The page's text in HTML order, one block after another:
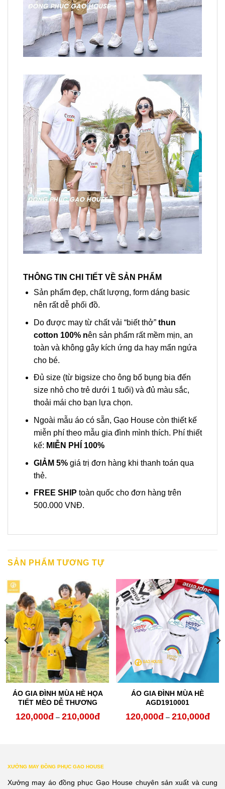
THÔNG TIN CHI TIẾT VỀ SẢN PHẨM
Sản phẩm đẹp, chất lượng, form dáng basic
nên rất dễ phối đồ.
Do được may từ chất vải “biết thở” thun
cotton 100% nên sản phẩm rất mềm mịn, an
toàn và không gây kích ứng da hay mẩn ngứa
cho bé.
Đủ size (từ bigsize cho ông bố bụng bia đến
size nhỏ cho trẻ dưới 1 tuổi) và đủ màu sắc,
thoải mái cho bạn lựa chọn.
Ngoài mẫu áo có sẵn, Gạo House còn thiết kế
miễn phí theo mẫu gia đình mình thích. Phí thiết
kế: MIỄN PHÍ 100%
GIẢM 5%giá trị đơn hàng khi thanh toán qua
thẻ.
FREE SHIP toàn quốc cho đơn hàng trên
500.000 VNĐ.
SẢN PHẨM TƯƠNG TỰ
ÁO GIA ĐÌNH MÙA HÈ HỌA
TIẾT MÈO DỄ THƯƠNG
120,000đ – 210,000đKhoảng
ÁO GIA ĐÌNH MÙA HÈ
AGD1910001
120,000đ – 210,000đ
XƯỞNG MAY ĐỒNG PHỤC GẠO HOUSE
Xưởng may áo đồng phục Gạo House chuyên sản xuất và cung